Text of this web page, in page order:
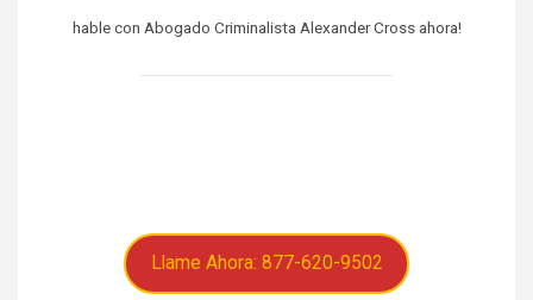
hable con Abogado Criminalista Alexander Cross ahora!
Llame Ahora: 877-620-9502